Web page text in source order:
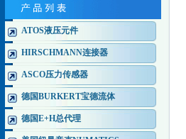
ATOS液压元件
HIRSCHMANN连接器
ASCO压力传感器
德国BURKERT宝德流体
德国E+H总代理